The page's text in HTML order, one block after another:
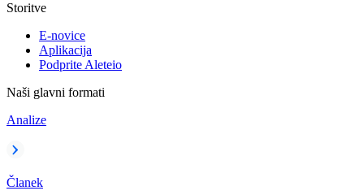
Storitve
E-novice
Aplikacija
Podprite Aleteio
Naši glavni formati
Analize
Članek